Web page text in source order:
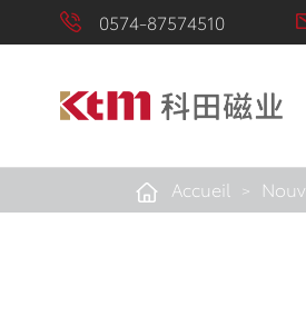
0574-87574510
Accueil